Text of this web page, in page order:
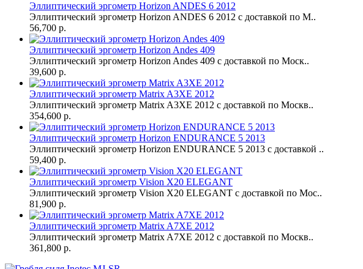
Эллиптический эргометр Horizon ANDES 6 2012
Эллиптический эргометр Horizon ANDES 6 2012 с доставкой по М..
56,700 р.
Эллиптический эргометр Horizon Andes 409
Эллиптический эргометр Horizon Andes 409 с доставкой по Моск..
39,600 р.
Эллиптический эргометр Matrix A3XE 2012
Эллиптический эргометр Matrix A3XE 2012 с доставкой по Москв..
354,600 р.
Эллиптический эргометр Horizon ENDURANCE 5 2013
Эллиптический эргометр Horizon ENDURANCE 5 2013 с доставкой ..
59,400 р.
Эллиптический эргометр Vision X20 ELEGANT
Эллиптический эргометр Vision X20 ELEGANT с доставкой по Мос..
81,900 р.
Эллиптический эргометр Matrix A7XE 2012
Эллиптический эргометр Matrix A7XE 2012 с доставкой по Москв..
361,800 р.